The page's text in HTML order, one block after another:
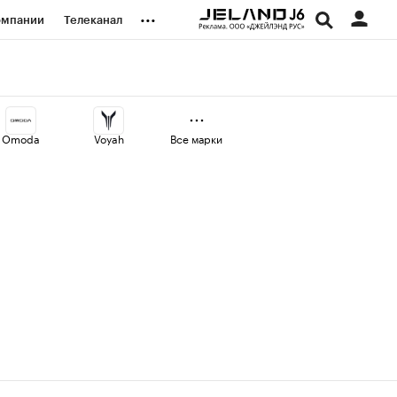
Телеканал ...
Omoda Voyah Все марки